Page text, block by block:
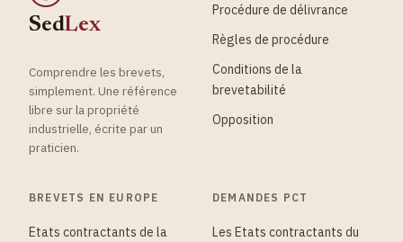
SedLex
Comprendre les brevets,
simplement. Une référence
libre sur la propriété
industrielle, écrite par un
praticien.
Procédure de délivrance
Règles de procédure
Conditions de la
brevetabilité
Opposition
BREVETS EN EUROPE
Etats contractants de la
DEMANDES PCT
Les Etats contractants du